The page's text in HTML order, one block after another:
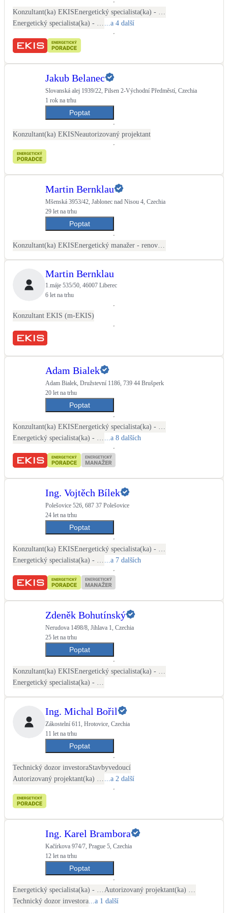
Kotle
Hlavní zdroje vytápění
Bateriové úložiště
Novostavby
Žaluzie, markýzy, pergoly
Šedá i černá odpadní voda
Kamna / krby
Doplňkové zdroje vytápění
LED osvětlení
Retence deštové vody
Akumulace dešťovky
NEW
Větrné elektrárny
Malé i velké turbíny
Konzultant(ka) EKIS
...a 4 další
Jakub Belanec
Slovanská alej 1939/22, Pilsen 2-Východní Předměstí, Czechia
1 rok na trhu
Poptat
Konzultant(ka) EKISNeautorizovaný projektant
Martin Bernklau
Mšenská 3953/42, Jablonec nad Nisou 4, Czechia
29 let na trhu
Poptat
Konzultant(ka) EKIS
Martin Bernklau
1.máje 535/50, 46007 Liberec
6 let na trhu
Konzultant EKIS (m-EKIS)
Adam Bialek
Adam Bialek, Družstevní 1186, 739 44 Brušperk
20 let na trhu
Poptat
Konzultant(ka) EKIS
...a 8 dalších
Ing. Vojtěch Bílek
Polešovice 526, 687 37 Polešovice
24 let na trhu
Poptat
Konzultant(ka) EKIS
...a 7 dalších
Zdeněk Bohutínský
Nerudova 1498/8, Jihlava 1, Czechia
25 let na trhu
Poptat
Konzultant(ka) EKIS
Ing. Michal Bořil
Zákostelní 611, Hrotovice, Czechia
11 let na trhu
Poptat
Technický dozor investoraStavbyvedoucí
...a 2 další
Ing. Karel Brambora
Kačírkova 974/7, Prague 5, Czechia
12 let na trhu
Poptat
Technický dozor investora ...a 1 další